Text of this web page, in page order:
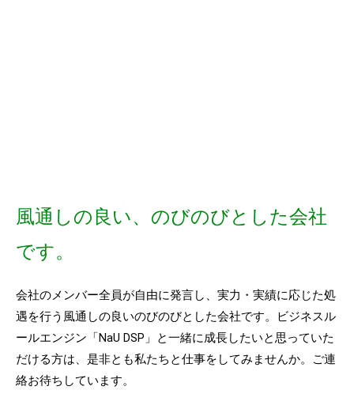
風通しの良い、のびのびとした会社
です。
会社のメンバー全員が自由に発言し、実力・実績に応じた処
遇を行う風通しの良いのびのびとした会社です。ビジネスル
ールエンジン「NaU DSP」と一緒に成長したいと思っていた
だける方は、是非とも私たちと仕事をしてみませんか。ご連
絡お待ちしています。